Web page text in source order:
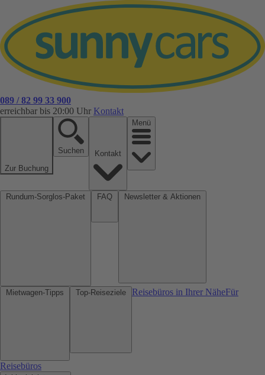
089 / 82 99 33 900
erreichbar bis 20:00 Uhr Kontakt
Zur Buchung
Suchen
Menü
Reisebüros in Ihrer NäheFür
Reisebüros